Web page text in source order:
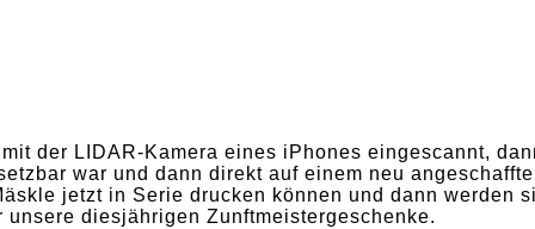
der LIDAR-Kamera eines iPhones eingescannt,
war und dann direkt auf einem neu
jetzt in Serie drucken können und dann werden
diesjährigen Zunftmeistergeschenke.